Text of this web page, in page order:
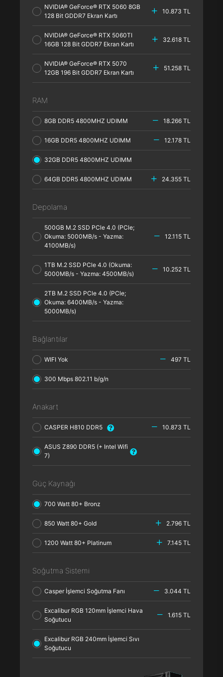
NVIDIA® GeForce® RTX 5060 8GB
128 Bit GDDR7 Ekran Kartı
10.873 TL
NVIDIA® GeForce® RTX 5060TI
16GB 128 Bit GDDR7 Ekran Kartı
32.618 TL
NVIDIA® GeForce® RTX 5070
12GB 196 Bit GDDR7 Ekran Kartı
51.258 TL
RAM
8GB DDR5 4800MHZ UDIMM 18.266 TL
16GB DDR5 4800MHZ UDIMM 12.178 TL
32GB DDR5 4800MHZ UDIMM
64GB DDR5 4800MHZ UDIMM 24.355 TL
Depolama
500GB M.2 SSD PCle 4.0 (PCle;
Okuma: 5000MB/s - Yazma:
4100MB/s)
12.115 TL
1TB M.2 SSD PCle 4.0 (Okuma:
5000MB/s - Yazma: 4500MB/s)
10.252 TL
2TB M.2 SSD PCle 4.0 (PCle;
Okuma: 6400MB/s - Yazma:
5000MB/s)
Bağlantılar
WIFI Yok 497 TL
300 Mbps 802.11 b/g/n
Anakart
CASPER H810 DDR5 10.873 TL
ASUS Z890 DDR5 (+ Intel Wifi
7)
Güç Kaynağı
700 Watt 80+ Bronz
850 Watt 80+ Gold 2.796 TL
1200 Watt 80+ Platinum 7.145 TL
Soğutma Sistemi
Casper İşlemci Soğutma Fanı 3.044 TL
Excalibur RGB 120mm İşlemci Hava
Soğutucu
1.615 TL
Excalibur RGB 240mm İşlemci Sıvı
Soğutucu